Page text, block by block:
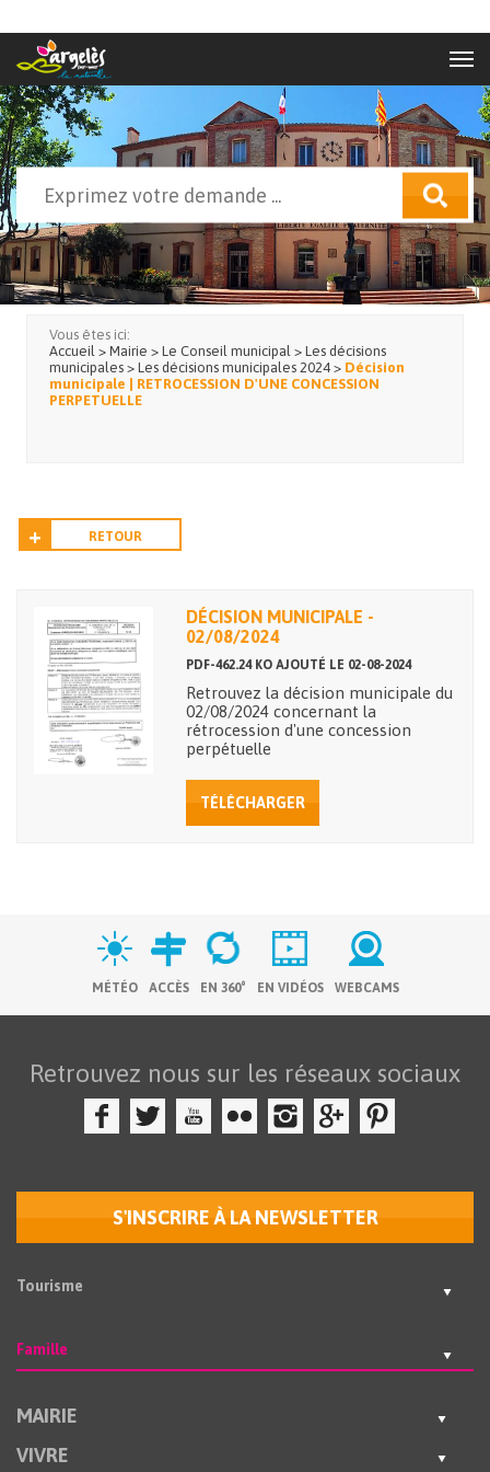
Formulaire de recherche
Vous êtes ici:
Accueil > Mairie > Le Conseil municipal > Les décisions
municipales > Les décisions municipales 2024 > Décision
municipale | RETROCESSION D'UNE CONCESSION
PERPETUELLE
RETOUR
DÉCISION MUNICIPALE -
02/08/2024
PDF-462.24 KO AJOUTÉ LE 02-08-2024
Retrouvez la décision municipale du
02/08/2024 concernant la
rétrocession d'une concession
perpétuelle
TÉLÉCHARGER
MÉTÉO ACCÈS EN 360° EN VIDÉOS WEBCAMS
Retrouvez nous sur les réseaux sociaux
S'INSCRIRE À LA NEWSLETTER
Tourisme
Famille
MAIRIE
VIVRE